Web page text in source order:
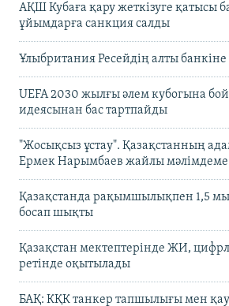
АҚШ Кубаға қару жеткізуге қатысы
ұйымдарға санкция салды
Ұлыбритания Ресейдің алты
UEFA 2030 жылғы әлем кубогына
идеясынан бас тартпайды
"Жосықсыз ұстау". Қазақстанның
Ермек Нарымбаев жайлы
Қазақстанда рақымшылықпен 1,5
босап шықты
Қазақстан мектептерінде ЖИ,
ретінде оқытылады
БАҚ: КҚК танкер тапшылығы мен